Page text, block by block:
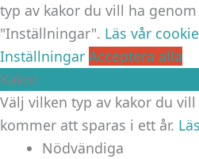
typ av kakor du vill ha
"Inställningar". Läs vår
Inställningar Acceptera alla
Kakor
Välj vilken typ av kakor du
kommer att sparas i ett år.
Nödvändiga